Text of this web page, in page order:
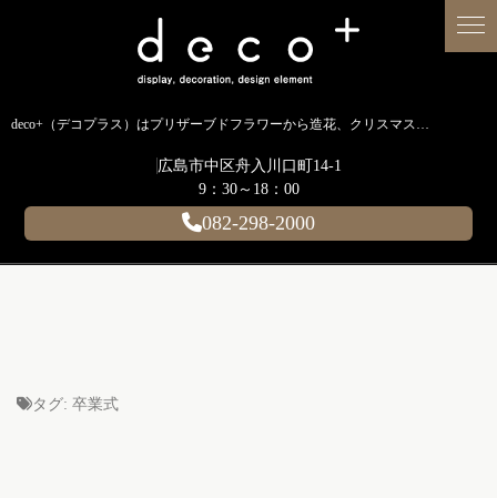
deco+（デコプラス）はプリザーブドフラワーから造花、クリスマス装飾、イルミネーションに至るまで扱う広島のディスプレイ専門ショップです。
広島市中区舟入川口町14-1
9：30～18：00
082-298-2000
タグ: 卒業式